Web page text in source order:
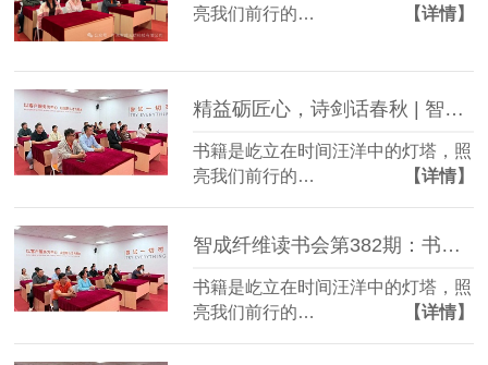
亮我们前行的…
【详情】
精益砺匠心，诗剑话春秋 | 智成纤维读书会第383期回顾
书籍是屹立在时间汪洋中的灯塔，照
亮我们前行的…
【详情】
智成纤维读书会第382期：书香润心田，思想照前路
书籍是屹立在时间汪洋中的灯塔，照
亮我们前行的…
【详情】